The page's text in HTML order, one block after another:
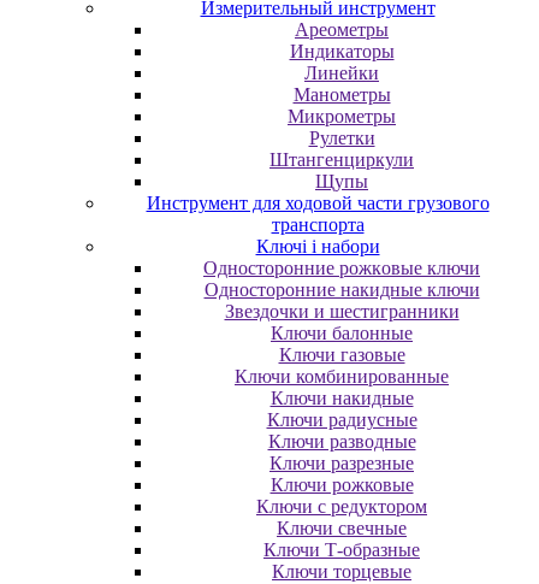
Измерительный инструмент
Ареометры
Индикаторы
Линейки
Манометры
Микрометры
Рулетки
Штангенциркули
Щупы
Инструмент для ходовой части грузового
транспорта
Ключі і набори
Oднocтopoнниe poжкoвыe ключи
Oднocтopoнниe нaкидныe ключи
Звездочки и шестигранники
Ключи балонные
Ключи газовые
Ключи комбинированные
Ключи накидные
Ключи радиусные
Ключи разводные
Ключи разрезные
Ключи рожковые
Ключи с редуктором
Ключи свечные
Ключи Т-образные
Ключи торцевые